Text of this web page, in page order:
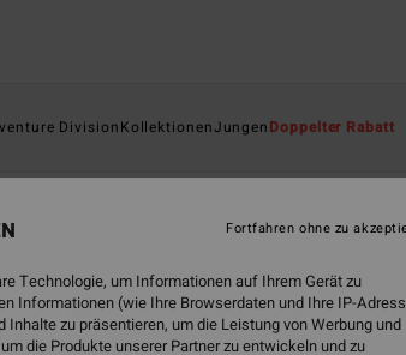
DivisionKollektionenJungenDoppelter Rabatt
Technologie, um Informationen auf Ihrem Gerät zu
Informationen (wie Ihre Browserdaten und Ihre IP-
zu präsentieren, um die Leistung von Werbung und
die Produkte unserer Partner zu entwickeln und zu
Fortfahren ohne zu